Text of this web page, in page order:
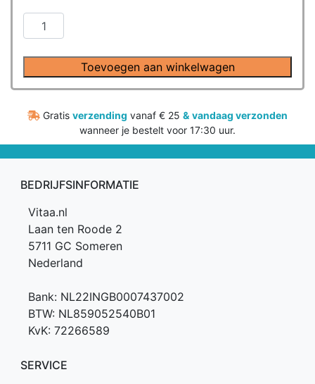
-
CBD
olie
(10ml)
aantal
Toevoegen aan winkelwagen
Gratis verzending vanaf € 25 & vandaag verzonden
wanneer je bestelt voor 17:30 uur.
BEDRIJFSINFORMATIE
Vitaa.nl
Laan ten Roode 2
5711 GC Someren
Nederland
Bank: NL22INGB0007437002
BTW: NL859052540B01
KvK: 72266589
SERVICE